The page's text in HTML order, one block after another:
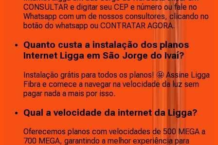
CONSULTAR e digitar seu CEP e número ou fale no
Whatsapp com um de nossos consultores, clicando no
botão do whatsapp ou CONTRATAR AGORA.
Quanto custa a instalação dos planos
Internet Ligga em São Jorge do Ivaí?
Instalação grátis para todos os planos! 🤩 Assine Ligga
Fibra e comece a navegar na velocidade da luz sem
pagar nada a mais por isso.
Qual a velocidade da internet da Ligga?
Oferecemos planos com velocidades de 500 MEGA a
700 MEGA, garantindo a melhor experiência para